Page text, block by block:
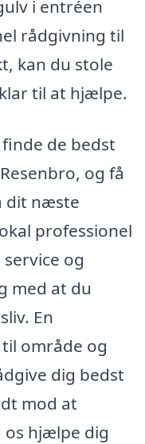
i entréen
rådgivning til
kan du stole
til at hjælpe.
de bedst
og få
dit næste
professionel
og
med at du
En
område og
dig bedst
mod at
os hjælpe dig